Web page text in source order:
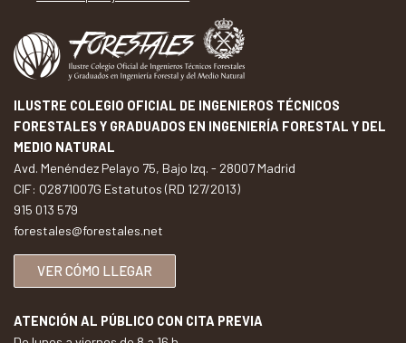
ILUSTRE COLEGIO OFICIAL DE INGENIEROS TÉCNICOS
FORESTALES Y GRADUADOS EN INGENIERÍA FORESTAL Y DEL
MEDIO NATURAL
Avd. Menéndez Pelayo 75, Bajo Izq. - 28007 Madrid
CIF: Q2871007G Estatutos (RD 127/2013)
915 013 579
forestales@forestales.net
VER CÓMO LLEGAR
ATENCIÓN AL PÚBLICO CON CITA PREVIA